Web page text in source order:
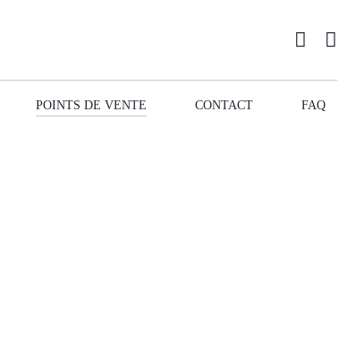
POINTS DE VENTE CONTACT FAQ